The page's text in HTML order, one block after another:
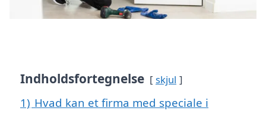
Indholdsfortegnelse skjul
1) Hvad kan et firma med speciale i